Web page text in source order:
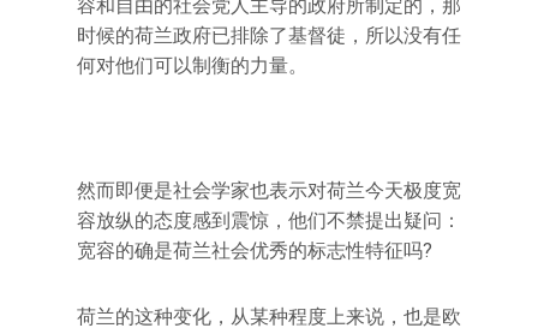
容和自由的社会党人主导的政府所制定的，那
时候的荷兰政府已排除了基督徒，所以没有任
何对他们可以制衡的力量。
然而即便是社会学家也表示对荷兰今天极度宽
容放纵的态度感到震惊，他们不禁提出疑问：
宽容的确是荷兰社会优秀的标志性特征吗?
荷兰的这种变化，从某种程度上来说，也是欧